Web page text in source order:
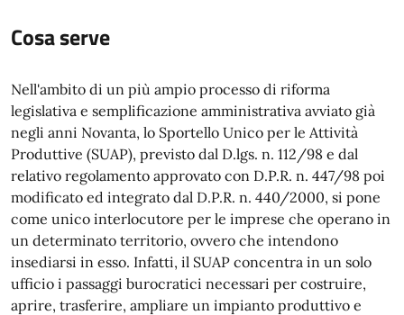
Cosa serve
Nell'ambito di un più ampio processo di riforma
legislativa e semplificazione amministrativa avviato già
negli anni Novanta, lo Sportello Unico per le Attività
Produttive (SUAP), previsto dal D.lgs. n. 112/98 e dal
relativo regolamento approvato con D.P.R. n. 447/98 poi
modificato ed integrato dal D.P.R. n. 440/2000, si pone
come unico interlocutore per le imprese che operano in
un determinato territorio, ovvero che intendono
insediarsi in esso. Infatti, il SUAP concentra in un solo
ufficio i passaggi burocratici necessari per costruire,
aprire, trasferire, ampliare un impianto produttivo e